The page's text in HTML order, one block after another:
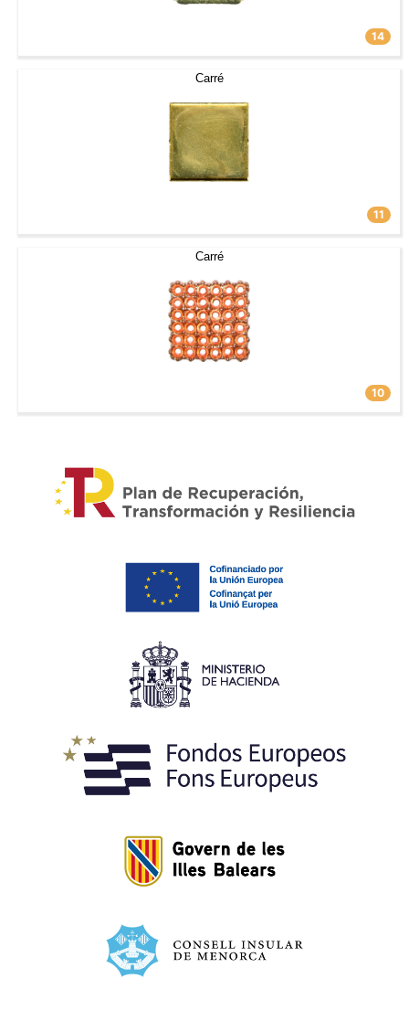
14
Carré
11
Carré
10